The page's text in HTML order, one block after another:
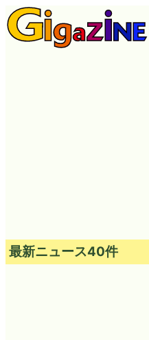
最新ニュース40件